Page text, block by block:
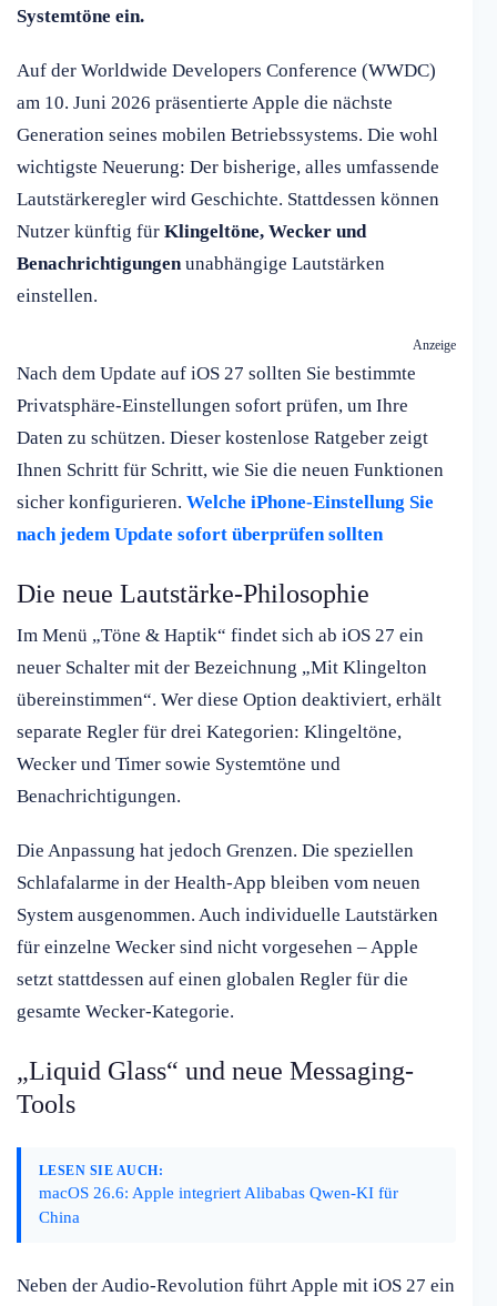
Systemtöne ein.
Auf der Worldwide Developers Conference (WWDC)
am 10. Juni 2026 präsentierte Apple die nächste
Generation seines mobilen Betriebssystems. Die wohl
wichtigste Neuerung: Der bisherige, alles umfassende
Lautstärkeregler wird Geschichte. Stattdessen können
Nutzer künftig für Klingeltöne, Wecker und
Benachrichtigungenunabhängige Lautstärken
einstellen.
Anzeige
Nach dem Update auf iOS 27 sollten Sie bestimmte
Privatsphäre-Einstellungen sofort prüfen, um Ihre
Daten zu schützen. Dieser kostenlose Ratgeber zeigt
Ihnen Schritt für Schritt, wie Sie die neuen Funktionen
sicher konfigurieren. Welche iPhone-Einstellung Sie
nach jedem Update sofort überprüfen sollten
Die neue Lautstärke-Philosophie
Im Menü „Töne & Haptik“ findet sich ab iOS 27 ein
neuer Schalter mit der Bezeichnung „Mit Klingelton
übereinstimmen“. Wer diese Option deaktiviert, erhält
separate Regler für drei Kategorien: Klingeltöne,
Wecker und Timer sowie Systemtöne und
Benachrichtigungen.
Die Anpassung hat jedoch Grenzen. Die speziellen
Schlafalarme in der Health-App bleiben vom neuen
System ausgenommen. Auch individuelle Lautstärken
für einzelne Wecker sind nicht vorgesehen – Apple
setzt stattdessen auf einen globalen Regler für die
gesamte Wecker-Kategorie.
„Liquid Glass“ und neue Messaging-
Tools
LESEN SIE AUCH:
macOS 26.6: Apple integriert Alibabas Qwen-KI für
China
Neben der Audio-Revolution führt Apple mit iOS 27 ein